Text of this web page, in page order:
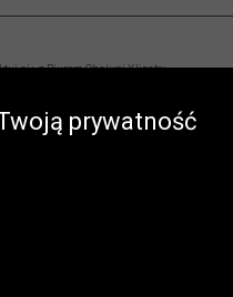
się z Biurem Obsługi Klienta:
prywatność